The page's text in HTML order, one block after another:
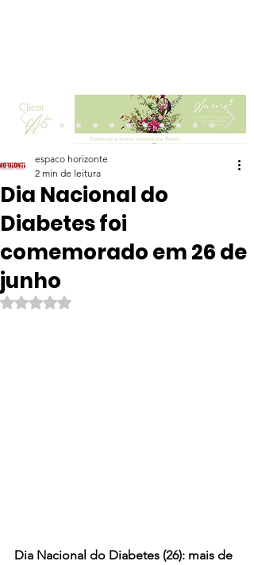
Clicar
Dia Nacional do
Diabetes foi
comemorado em 26 de
junho
espaco horizonte
2 min de leitura
Avaliado com NaN de 5 estrelas.
Dia Nacional do Diabetes (26): mais de